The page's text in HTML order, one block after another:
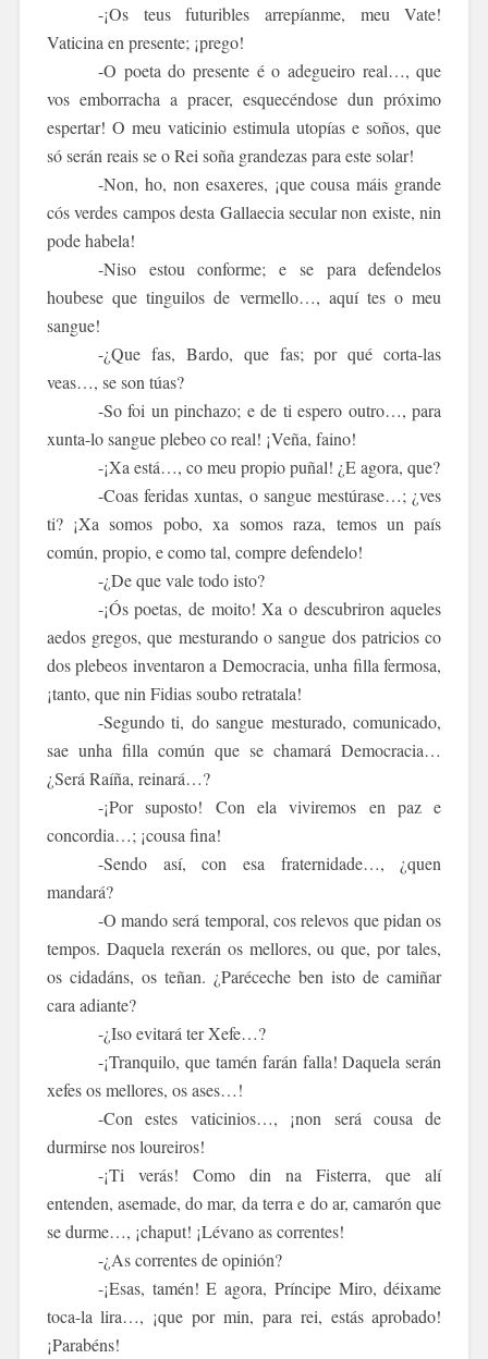
-¡Os teus futuribles arrepíanme, meu Vate!
Vaticina en presente; ¡prego!
-O poeta do presente é o adegueiro real…, que
vos emborracha a pracer, esquecéndose dun próximo
espertar! O meu vaticinio estimula utopías e soños, que
só serán reais se o Rei soña grandezas para este solar!
-Non, ho, non esaxeres, ¡que cousa máis grande
cós verdes campos desta Gallaecia secular non existe, nin
pode habela!
-Niso estou conforme; e se para defendelos
houbese que tinguilos de vermello…, aquí tes o meu
sangue!
-¿Que fas, Bardo, que fas; por qué corta-las
veas…, se son túas?
-So foi un pinchazo; e de ti espero outro…, para
xunta-lo sangue plebeo co real! ¡Veña, faino!
-¡Xa está…, co meu propio puñal! ¿E agora, que?
-Coas feridas xuntas, o sangue mestúrase…; ¿ves
ti? ¡Xa somos pobo, xa somos raza, temos un país
común, propio, e como tal, compre defendelo!
-¿De que vale todo isto?
-¡Ós poetas, de moito! Xa o descubriron aqueles
aedos gregos, que mesturando o sangue dos patricios co
dos plebeos inventaron a Democracia, unha filla fermosa,
¡tanto, que nin Fidias soubo retratala!
-Segundo ti, do sangue mesturado, comunicado,
sae unha filla común que se chamará Democracia…
¿Será Raíña, reinará…?
-¡Por suposto! Con ela viviremos en paz e
concordia…; ¡cousa fina!
-Sendo así, con esa fraternidade…, ¿quen
mandará?
-O mando será temporal, cos relevos que pidan os
tempos. Daquela rexerán os mellores, ou que, por tales,
os cidadáns, os teñan. ¿Paréceche ben isto de camiñar
cara adiante?
-¿Iso evitará ter Xefe…?
-¡Tranquilo, que tamén farán falla! Daquela serán
xefes os mellores, os ases…!
-Con estes vaticinios…, ¡non será cousa de
durmirse nos loureiros!
-¡Ti verás! Como din na Fisterra, que alí
entenden, asemade, do mar, da terra e do ar, camarón que
se durme…, ¡chaput! ¡Lévano as correntes!
-¿As correntes de opinión?
-¡Esas, tamén! E agora, Príncipe Miro, déixame
toca-la lira…, ¡que por min, para rei, estás aprobado!
¡Parabéns!